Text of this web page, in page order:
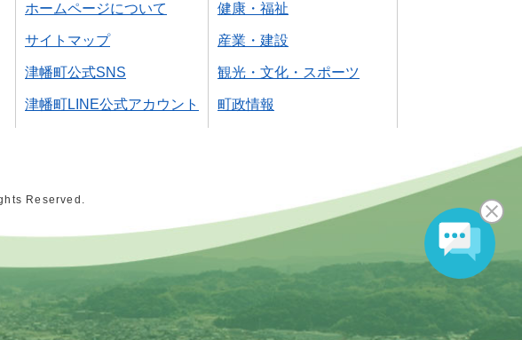
ホームページについて
サイトマップ
津幡町公式SNS
津幡町LINE公式アカウント
健康・福祉
産業・建設
観光・文化・スポーツ
町政情報
Reserved.